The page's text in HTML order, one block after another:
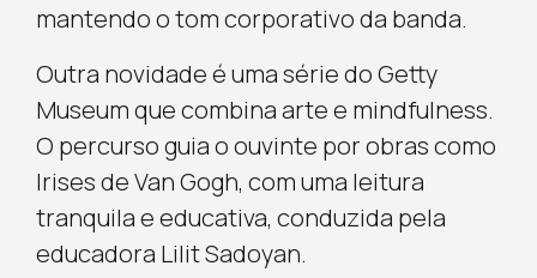
mantendo o tom corporativo da banda.
Outra novidade é uma série do Getty
Museum que combina arte e mindfulness.
O percurso guia o ouvinte por obras como
Irises de Van Gogh, com uma leitura
tranquila e educativa, conduzida pela
educadora Lilit Sadoyan.